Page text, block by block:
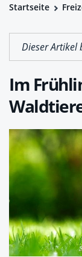
Startseite
Dieser Artikel
Im